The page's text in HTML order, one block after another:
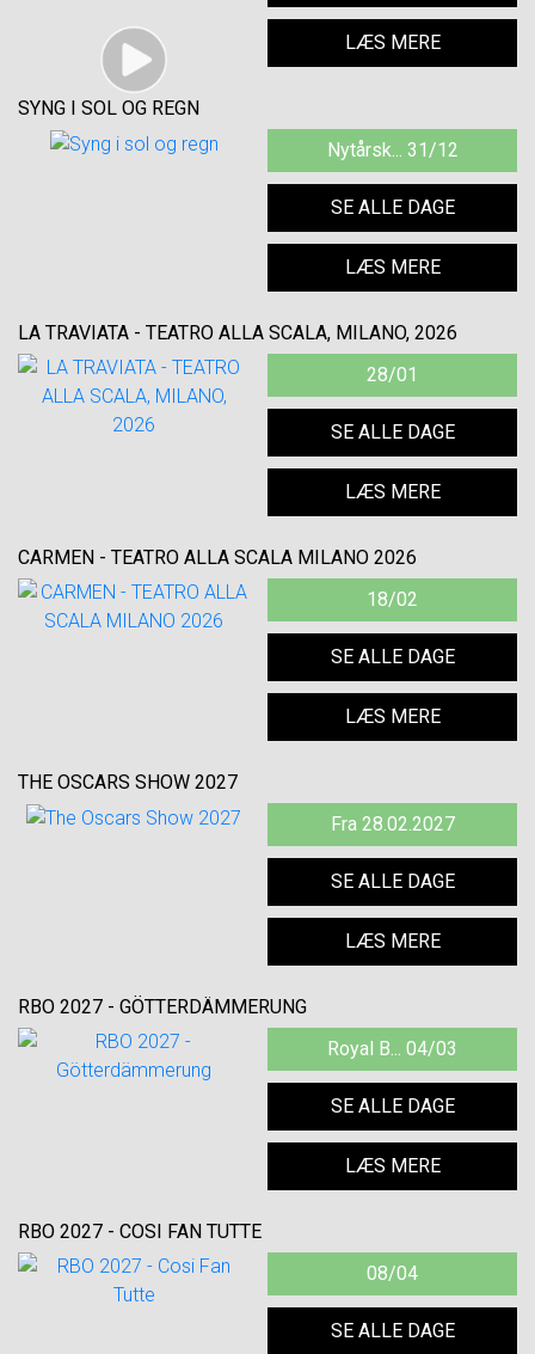
LÆS MERE
SYNG I SOL OG REGN
Nytårsk... 31/12
SE ALLE DAGE
LÆS MERE
LA TRAVIATA - TEATRO ALLA SCALA, MILANO, 2026
28/01
SE ALLE DAGE
LÆS MERE
CARMEN - TEATRO ALLA SCALA MILANO 2026
18/02
SE ALLE DAGE
LÆS MERE
THE OSCARS SHOW 2027
Fra 28.02.2027
SE ALLE DAGE
LÆS MERE
RBO 2027 - GÖTTERDÄMMERUNG
Royal B... 04/03
SE ALLE DAGE
LÆS MERE
RBO 2027 - COSI FAN TUTTE
08/04
SE ALLE DAGE